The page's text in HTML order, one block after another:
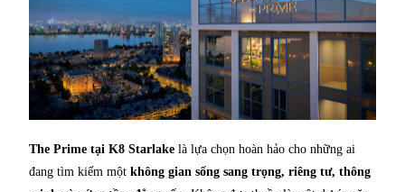
The Prime tại K8 Starlake là lựa chọn hoàn hảo cho những ai
đang tìm kiếm mộtkhông gian sống sang trọng, riêng tư, thông